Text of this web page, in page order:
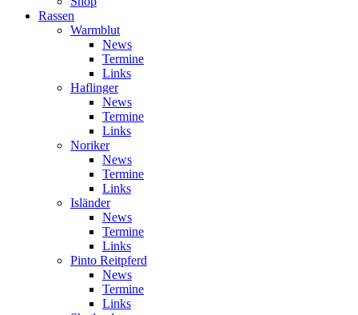
Rassen
Warmblut
News
Termine
Links
Haflinger
News
Termine
Links
Noriker
News
Termine
Links
Isländer
News
Termine
Links
Pinto Reitpferd
News
Termine
Links